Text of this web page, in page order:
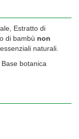
Estratto di
di bambù non
naturali.
botanica